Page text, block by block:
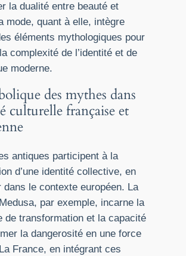
la dualité entre beauté et
mode, quant à elle, intègre
éléments mythologiques pour
complexité de l’identité et de
moderne.
des mythes dans
culturelle française et
antiques participent à la
d’une identité collective, en
dans le contexte européen. La
par exemple, incarne la
de transformation et la capacité
la dangerosité en une force
France, en intégrant ces